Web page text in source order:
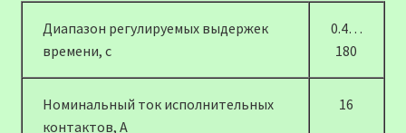
Диапазон регулируемых выдержек
времени, c
0.4…
180
Номинальный ток исполнительных
контактов, А
16